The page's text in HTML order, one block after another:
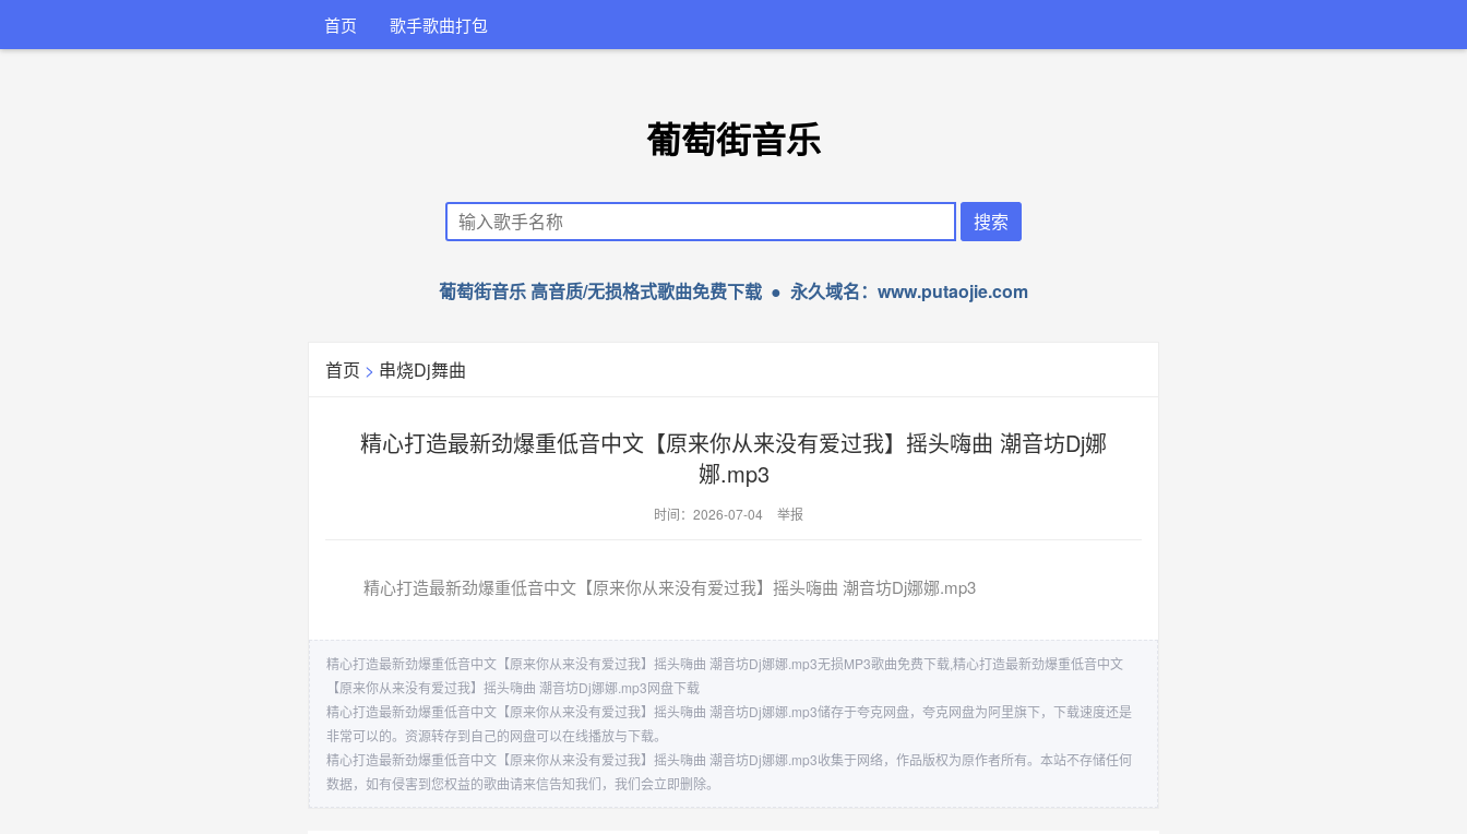
首页 歌手歌曲打包
葡萄街音乐
葡萄街音乐 高音质/无损格式歌曲免费下载 ● 永久域名：www.putaojie.com
首页 > 串烧Dj舞曲
精心打造最新劲爆重低音中文【原来你从来没有爱过我】摇头嗨曲 潮音坊Dj娜
娜.mp3
时间：2026-07-04 举报
精心打造最新劲爆重低音中文【原来你从来没有爱过我】摇头嗨曲 潮音坊Dj娜娜.mp3
精心打造最新劲爆重低音中文【原来你从来没有爱过我】摇头嗨曲 潮音坊Dj娜娜.mp3无损MP3歌曲免费下载,精心打造最新劲爆重低音中文
【原来你从来没有爱过我】摇头嗨曲 潮音坊Dj娜娜.mp3网盘下载
精心打造最新劲爆重低音中文【原来你从来没有爱过我】摇头嗨曲 潮音坊Dj娜娜.mp3储存于夸克网盘，夸克网盘为阿里旗下，下载速度还是
非常可以的。资源转存到自己的网盘可以在线播放与下载。
精心打造最新劲爆重低音中文【原来你从来没有爱过我】摇头嗨曲 潮音坊Dj娜娜.mp3收集于网络，作品版权为原作者所有。本站不存储任何
数据，如有侵害到您权益的歌曲请来信告知我们，我们会立即删除。